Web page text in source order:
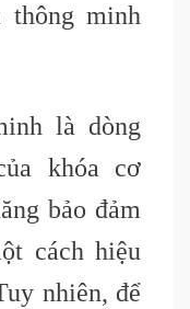
thông minh
là dòng
khóa cơ
bảo đảm
cách hiệu
nhiên, để